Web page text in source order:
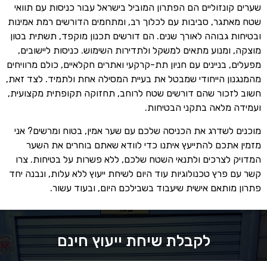
שערים קונזוליים הם הפתרון המוביל בישראל עבור כניסות עם תוואי
שטח מאתגר, סביבות עם לכלוך רב, ומתחמים הדורשים רמת אמינות
ובטיחות גבוהה לאורך שנים. הם דורשים תכנון מוקפד, תשתית בטון
מוצקה, ומנוע מתאים למשקל ולתדירות השימוש. כניסות ליישובים,
מפעלים, בניינים עם חניון תת-קרקעי ואתרים חקלאיים, כולם מרוויחים
מהמנגנון הייחודי שמבטל את בעיית המסילה אחת ולתמיד. לצד זאת,
חשוב לזכור שהם דורשים שטח לרוחב, תחזוקה תקופתית מקצועית,
ועמידה מלאה בתקני הבטיחות.
מוכנים לשדרג את הכניסה שלכם עם שער אמין, בטוח ומרשים? אני
מזמין אתכם להתייעץ איתנו כדי לוודא שאתם בוחרים את השער
המדויק לצרכים ולתנאי השטח שלכם, ללא פשרות על בטיחות. צרו
קשר עם פרץ טכנולוגיות עוד היום לשיחת ייעוץ ללא עלות, ונבנה יחד
פתרון מותאם אישית שיעבוד בשבילכם היום, ובעוד עשור.
לקבלת שיחת ייעוץ חינם